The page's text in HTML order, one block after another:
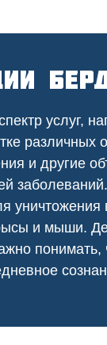
услуг,
различных
и другие
и мыши.